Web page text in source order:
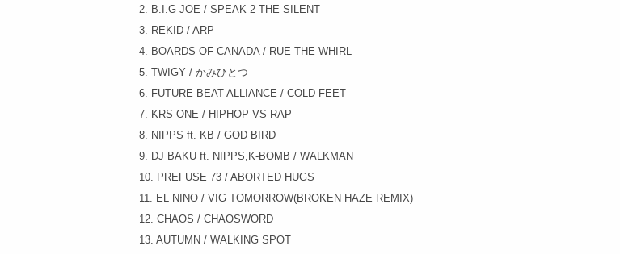
2. B.I.G JOE / SPEAK 2 THE SILENT
3. REKID / ARP
4. BOARDS OF CANADA / RUE THE WHIRL
5. TWIGY / かみひとつ
6. FUTURE BEAT ALLIANCE / COLD FEET
7. KRS ONE / HIPHOP VS RAP
8. NIPPS ft. KB / GOD BIRD
9. DJ BAKU ft. NIPPS,K-BOMB / WALKMAN
10. PREFUSE 73 / ABORTED HUGS
11. EL NINO / VIG TOMORROW(BROKEN HAZE REMIX)
12. CHAOS / CHAOSWORD
13. AUTUMN / WALKING SPOT